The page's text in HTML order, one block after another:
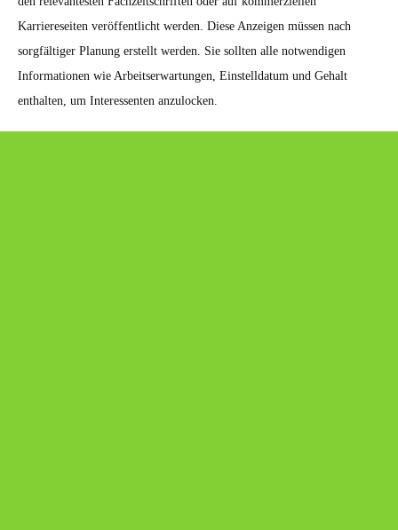
Karriereseiten veröffentlicht werden. Diese Anzeigen müssen nach
sorgfältiger Planung erstellt werden. Sie sollten alle notwendigen
Informationen wie Arbeitserwartungen, Einstelldatum und Gehalt
enthalten, um Interessenten anzulocken.